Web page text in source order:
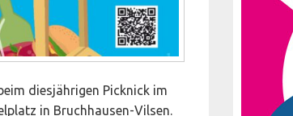
diesjährigen Picknick im
in Bruchhausen-Vilsen.